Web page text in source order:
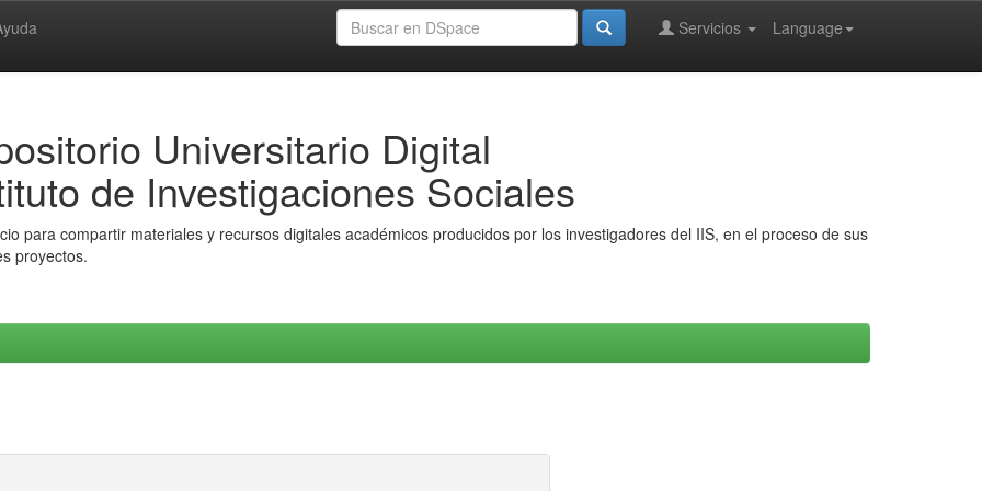
Language
Servicios
Universitario Digital
de Investigaciones Sociales
para compartir materiales y recursos digitales académicos producidos por los investigadores del IIS, en el proceso de sus
proyectos.